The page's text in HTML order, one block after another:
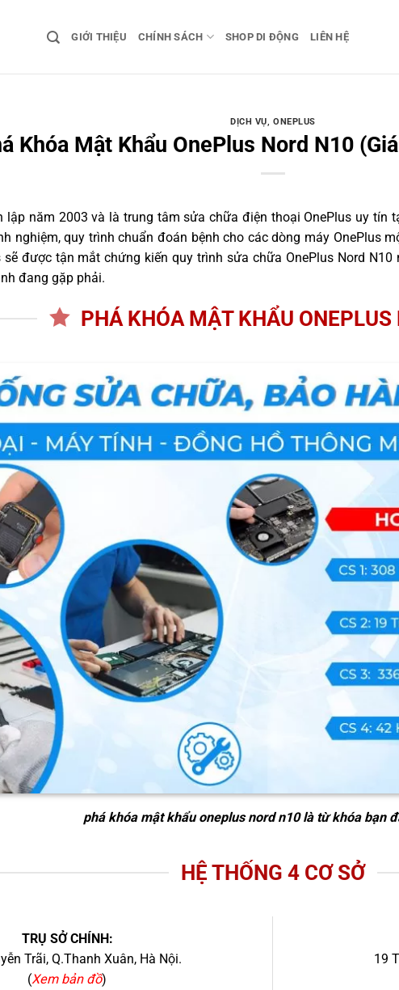
GIỚI THIỆU CHÍNH SÁCH SHOP DI ĐỘNG LIÊN HỆ
DỊCH VỤ,ONEPLUS
Khóa Mật Khẩu OnePlus Nord N10
lập năm 2003 và là trung tâm sửa chữa điện thoại OnePlus uy tín
nghiệm, quy trình chuẩn đoán bệnh cho các dòng máy OnePlus
sẽ được tận mắt chứng kiến quy trình sửa chữa OnePlus Nord
đang gặp phải.
PHÁ KHÓA MẬT KHẨU ONEPLUS
phá khóa mật khẩu oneplus nord n10là từ khóa bạn
HỆ THỐNG 4 CƠ SỞ
TRỤ SỞ CHÍNH:
Trãi, Q.Thanh Xuân, Hà Nội.
(Xem bản đồ)
19